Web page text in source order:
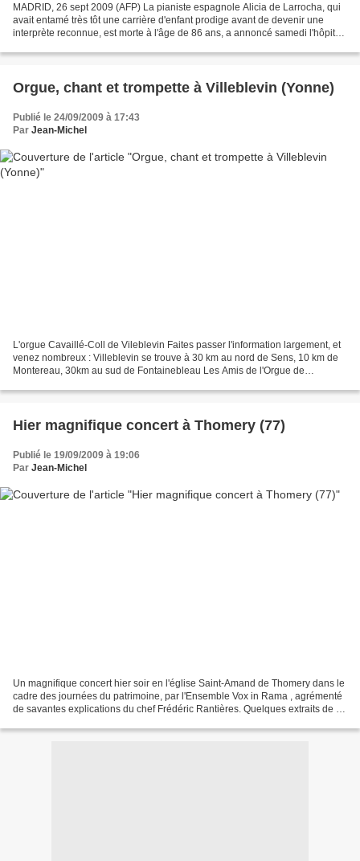
MADRID, 26 sept 2009 (AFP) La pianiste espagnole Alicia de Larrocha, qui
avait entamé très tôt une carrière d'enfant prodige avant de devenir une
interprète reconnue, est morte à l'âge de 86 ans, a annoncé samedi l'hôpital
Orgue, chant et trompette à Villeblevin (Yonne)
Publié le 24/09/2009 à 17:43
Par Jean-Michel
L'orgue Cavaillé-Coll de Vileblevin Faites passer l'information largement, et
venez nombreux : Villeblevin se trouve à 30 km au nord de Sens, 10 km de
Montereau, 30km au sud de Fontainebleau Les Amis de l'Orgue de
Hier magnifique concert à Thomery (77)
Publié le 19/09/2009 à 19:06
Par Jean-Michel
Un magnifique concert hier soir en l'église Saint-Amand de Thomery dans le
cadre des journées du patrimoine, par l'Ensemble Vox in Rama , agrémenté
de savantes explications du chef Frédéric Rantières. Quelques extraits de ce
zA_4&feature=email...